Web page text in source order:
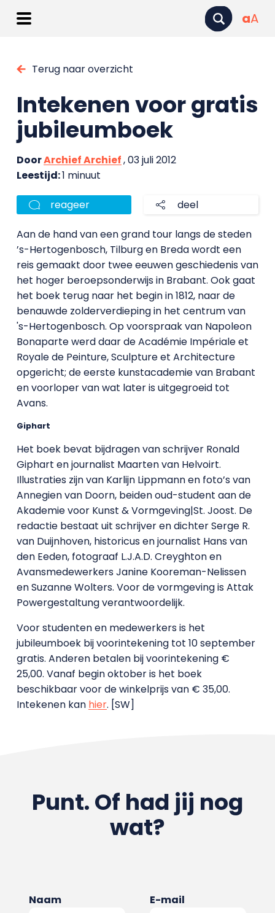
aA
Terug naar overzicht
Intekenen voor gratis
jubileumboek
DoorArchief Archief, 03 juli 2012
Leestijd:1 minuut
reageer deel
Aan de hand van een grand tour langs de steden
’s-Hertogenbosch, Tilburg en Breda wordt een
reis gemaakt door twee eeuwen geschiedenis van
het hoger beroepsonderwijs in Brabant. Ook gaat
het boek terug naar het begin in 1812, naar de
benauwde zolderverdieping in het centrum van
's-Hertogenbosch. Op voorspraak van Napoleon
Bonaparte werd daar de Académie Impériale et
Royale de Peinture, Sculpture et Architecture
opgericht; de eerste kunstacademie van Brabant
en voorloper van wat later is uitgegroeid tot
Avans.
Giphart
Het boek bevat bijdragen van schrijver Ronald
Giphart en journalist Maarten van Helvoirt.
Illustraties zijn van Karlijn Lippmann en foto’s van
Annegien van Doorn, beiden oud-student aan de
Akademie voor Kunst & Vormgeving|St. Joost. De
redactie bestaat uit schrijver en dichter Serge R.
van Duijnhoven, historicus en journalist Hans van
den Eeden, fotograaf L.J.A.D. Creyghton en
Avansmedewerkers Janine Kooreman-Nelissen
en Suzanne Wolters. Voor de vormgeving is Attak
Powergestaltung verantwoordelijk.
Voor studenten en medewerkers is het
jubileumboek bij voorintekening tot 10 september
gratis. Anderen betalen bij voorintekening €
25,00. Vanaf begin oktober is het boek
beschikbaar voor de winkelprijs van € 35,00.
Intekenen kan hier. [SW]
Punt. Of had jij nog
wat?
Naam E-mail